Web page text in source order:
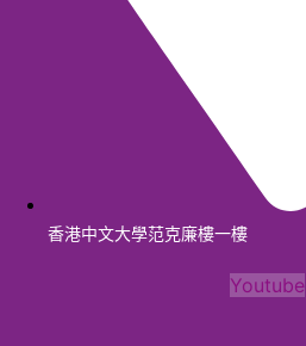
香港中文大學范克廉樓一樓
Youtube